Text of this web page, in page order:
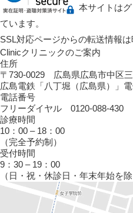
本サイトは
ています。
SSL対応ページからの転送情報
Clinicクリニックのご案内
住所
〒730-0029 広島県広島市中区
広島電鉄「八丁堀（広島県）」
電話番号
フリーダイヤル 0120-088-430
診療時間
10：00 – 18：00
（完全予約制）
受付時間
9：30 – 19：00
（日・祝・休診日・年末年始を除